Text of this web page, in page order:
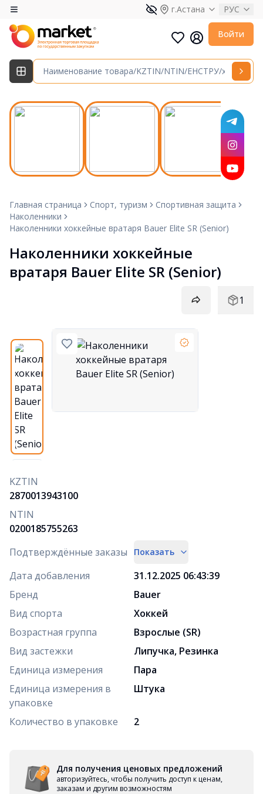
г.Астана РУС
Войти
Главная страница Спорт, туризм
Спортивная защита
Наколенники
Наколенники хоккейные вратаря Bauer Elite SR (Senior)
Наколенники хоккейные
вратаря Bauer Elite SR (Senior)
1
KZTIN
2870013943100
NTIN
0200185755263
Подтверждённые заказы
Показать
Дата добавления
31.12.2025 06:43:39
Бренд
Bauer
Вид спорта
Хоккей
Возрастная группа
Взрослые (SR)
Вид застежки
Липучка, Резинка
Единица измерения
Пара
Единица измерения в
упаковке
Штука
Количество в упаковке 2
Для получения ценовых предложений
авторизуйтесь, чтобы получить доступ к ценам,
заказам и другим возможностям